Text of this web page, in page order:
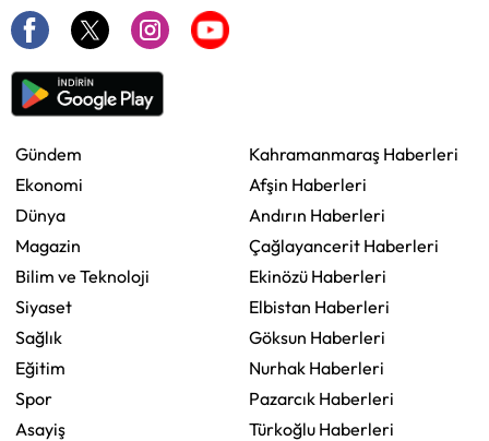
Gündem
Ekonomi
Dünya
Magazin
Bilim ve Teknoloji
Siyaset
Sağlık
Eğitim
Spor
Asayiş
Kahramanmaraş Haberleri
Afşin Haberleri
Andırın Haberleri
Çağlayancerit Haberleri
Ekinözü Haberleri
Elbistan Haberleri
Göksun Haberleri
Nurhak Haberleri
Pazarcık Haberleri
Türkoğlu Haberleri